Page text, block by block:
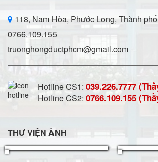
118, Nam Hòa, Phước Long, Thành
0766.109.155
truonghongductphcm@gmail.com
Hotline CS1: 039.226.7777
Hotline CS2: 0766.109.155
THƯ VIỆN ẢNH